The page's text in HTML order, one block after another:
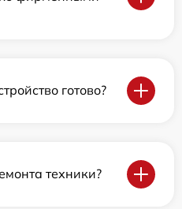
готово?
техники?